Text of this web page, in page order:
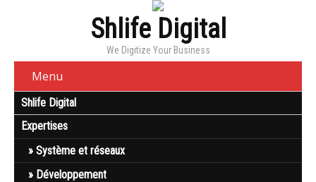
Shlife Digital
We Digitize Your Business
Menu
Shlife Digital
Expertises
Système et réseaux
Développement